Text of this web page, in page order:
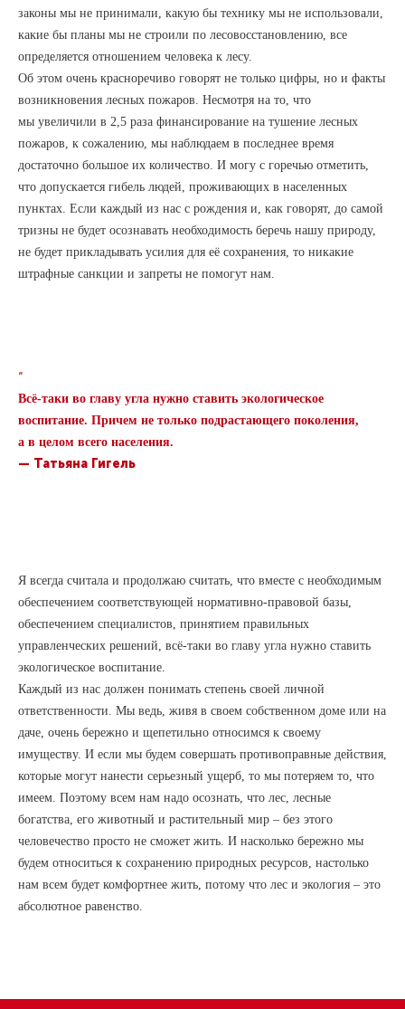
законы мы не принимали, какую бы технику мы не использовали,
какие бы планы мы не строили по лесовосстановлению, все
определяется отношением человека к лесу.
Об этом очень красноречиво говорят не только цифры, но и факты
возникновения лесных пожаров. Несмотря на то, что
мы увеличили в 2,5 раза финансирование на тушение лесных
пожаров, к сожалению, мы наблюдаем в последнее время
достаточно большое их количество. И могу с горечью отметить,
что допускается гибель людей, проживающих в населенных
пунктах. Если каждый из нас с рождения и, как говорят, до самой
тризны не будет осознавать необходимость беречь нашу природу,
не будет прикладывать усилия для её сохранения, то никакие
штрафные санкции и запреты не помогут нам.
“
Всё-таки во главу угла нужно ставить экологическое
воспитание. Причем не только подрастающего поколения,
а в целом всего населения.
— Татьяна Гигель
Я всегда считала и продолжаю считать, что вместе с необходимым
обеспечением соответствующей нормативно-правовой базы,
обеспечением специалистов, принятием правильных
управленческих решений, всё-таки во главу угла нужно ставить
экологическое воспитание.
Каждый из нас должен понимать степень своей личной
ответственности. Мы ведь, живя в своем собственном доме или на
даче, очень бережно и щепетильно относимся к своему
имуществу. И если мы будем совершать противоправные действия,
которые могут нанести серьезный ущерб, то мы потеряем то, что
имеем. Поэтому всем нам надо осознать, что лес, лесные
богатства, его животный и растительный мир – без этого
человечество просто не сможет жить. И насколько бережно мы
будем относиться к сохранению природных ресурсов, настолько
нам всем будет комфортнее жить, потому что лес и экология – это
абсолютное равенство.